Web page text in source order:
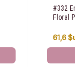
#332
Floral
61,6